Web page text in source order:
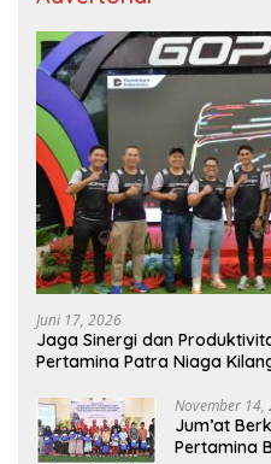
Juni 17, 2026
Jaga Sinergi dan
Pertamina Patra Niaga
November 14,
Jum’at
Pertamina